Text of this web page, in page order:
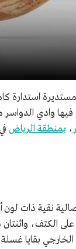
استدارة
فيها وادي
، بمنطقة الرياض
نقية ذات لون
الكتف،
بقايا